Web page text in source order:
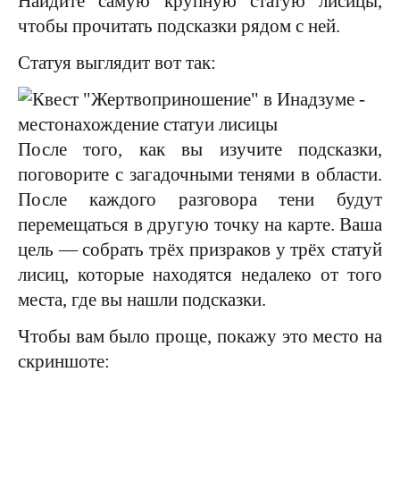
чтобы прочитать подсказки рядом с ней.
Статуя выглядит вот так:
После того, как вы изучите подсказки,
поговорите с загадочными тенями в области.
После каждого разговора тени будут
перемещаться в другую точку на карте. Ваша
цель — собрать трёх призраков у трёх статуй
лисиц, которые находятся недалеко от того
места, где вы нашли подсказки.
Чтобы вам было проще, покажу это место на
скриншоте: